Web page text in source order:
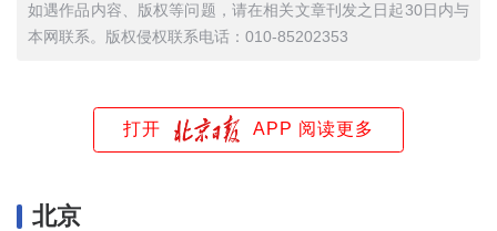
如遇作品内容、版权等问题，请在相关文章刊发之日起30日内与
本网联系。版权侵权联系电话：010-85202353
打开 APP 阅读更多
北京